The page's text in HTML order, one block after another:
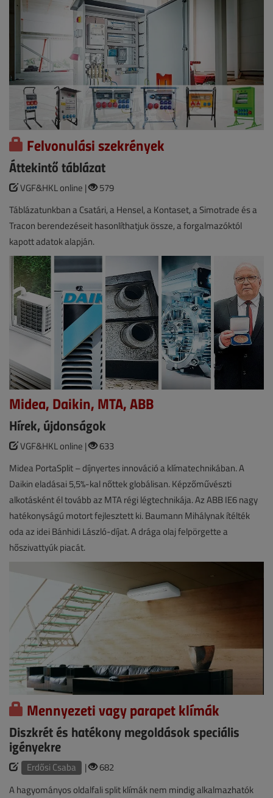
Felvonulási szekrények
Áttekintő táblázat
VGF&HKL online |
579
Táblázatunkban a Csatári, a Hensel, a Kontaset, a Simotrade és a
Tracon berendezéseit hasonlíthatjuk össze, a forgalmazóktól
kapott adatok alapján.
Midea, Daikin, MTA, ABB
Hírek, újdonságok
VGF&HKL online |
633
Midea PortaSplit – díjnyertes innováció a klímatechnikában. A
Daikin eladásai 5,5%-kal nőttek globálisan. Képzőművészti
alkotásként él tovább az MTA régi légtechnikája. Az ABB IE6 nagy
hatékonyságú motort fejlesztett ki. Baumann Mihálynak ítélték
oda az idei Bánhidi László-díjat. A drága olaj felpörgette a
hőszivattyúk piacát.
Mennyezeti vagy parapet klímák
Diszkrét és hatékony megoldások speciális
igényekre
Erdősi Csaba |
682
A hagyományos oldalfali split klímák nem mindig alkalmazhatók